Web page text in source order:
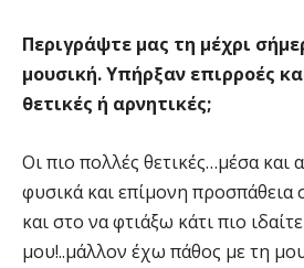
Περιγράψτε μας τη μέχρι
μουσική. Υπήρξαν επιρροές
θετικές ή αρνητικές;
Οι πιο πολλές θετικές…μέσα και
φυσικά και επίμονη προσπάθεια
και στο να φτιάξω κάτι πιο
μου!..μάλλον έχω πάθος με τη